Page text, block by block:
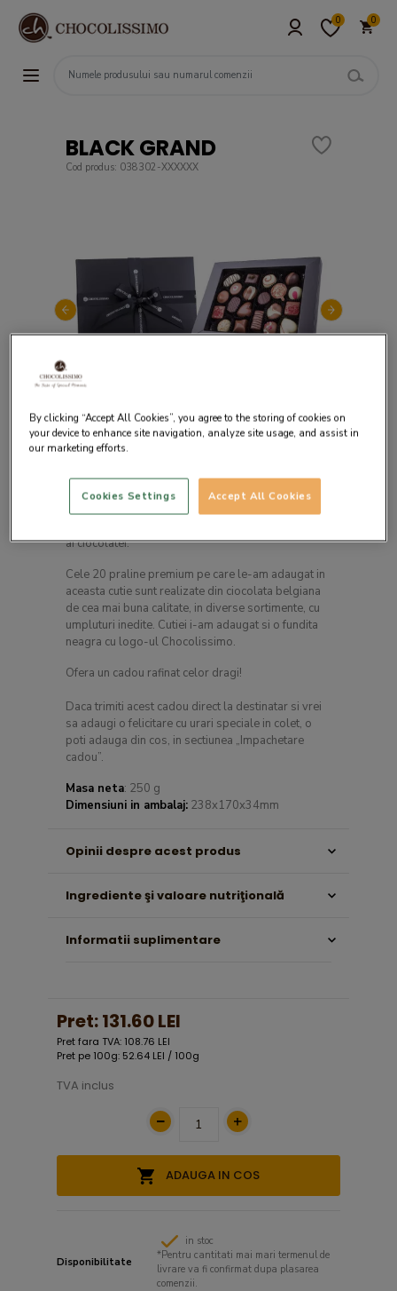
0 0
BLACK GRAND
Cod produs: 038302-XXXXXX
Pentru ca negrul este simbolul elegantei, am creat
ai ciocolatei.
Cele 20 praline premium pe care le-am adaugat in
aceasta cutie sunt realizate din ciocolata belgiana
de cea mai buna calitate, in diverse sortimente, cu
umpluturi inedite. Cutiei i-am adaugat si o fundita
neagra cu logo-ul Chocolissimo.
Ofera un cadou rafinat celor dragi!
Daca trimiti acest cadou direct la destinatar si vrei
sa adaugi o felicitare cu urari speciale in colet, o
poti adauga din cos, in sectiunea „Impachetare
cadou”.
Masa neta: 250 g
Dimensiuni in ambalaj: 238x170x34mm
Opinii despre acest produs
Ingrediente şi valoare nutriţională
Informatii suplimentare
Pret:131.60 LEI
Pret fara TVA: 108.76 LEI
Pret pe 100g: 52.64 LEI / 100g
TVA inclus
ADAUGA IN COS
Disponibilitate
in stoc
*Pentru cantitati mai mari termenul de
livrare va fi confirmat dupa plasarea
comenzii.
By clicking “Accept All Cookies”, you agree to the storing of cookies on
your device to enhance site navigation, analyze site usage, and assist in
our marketing efforts.
Accept All Cookies
Cookies Settings